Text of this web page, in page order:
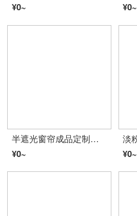
¥0~
¥0~
半遮光窗帘成品定制客厅卧室阳台短帘半帘简约现代窗帘布 出租房屋宿舍伸缩杆短窗门帘 城堡 1米宽x2.3米高 挂钩款1片
¥0~
¥0~